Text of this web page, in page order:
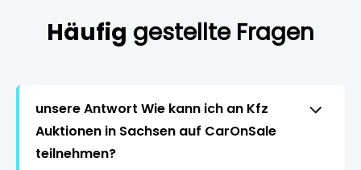
Häufig gestellte Fragen
unsere Antwort Wie kann ich an Kfz
Auktionen in Sachsen auf CarOnSale
teilnehmen?